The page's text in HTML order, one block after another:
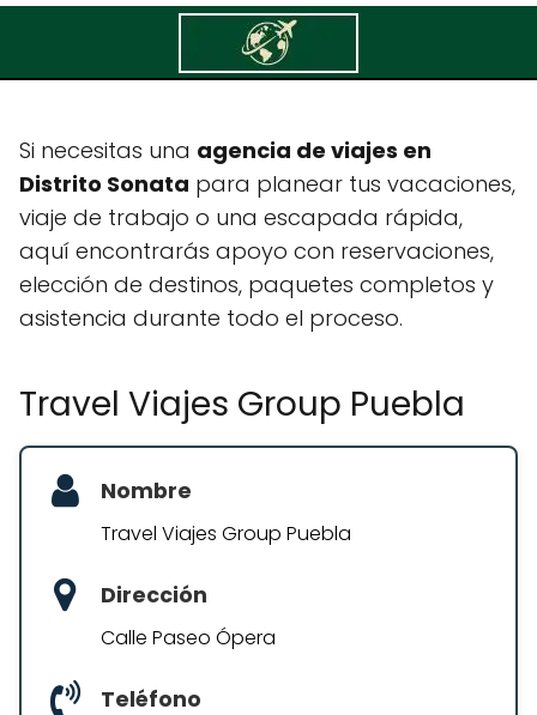
Travel Viajes Group Puebla
Si necesitas una agencia de viajes en
Distrito Sonata para planear tus vacaciones,
viaje de trabajo o una escapada rápida,
aquí encontrarás apoyo con reservaciones,
elección de destinos, paquetes completos y
asistencia durante todo el proceso.
Travel Viajes Group Puebla
Nombre
Travel Viajes Group Puebla
Dirección
Calle Paseo Ópera
Teléfono